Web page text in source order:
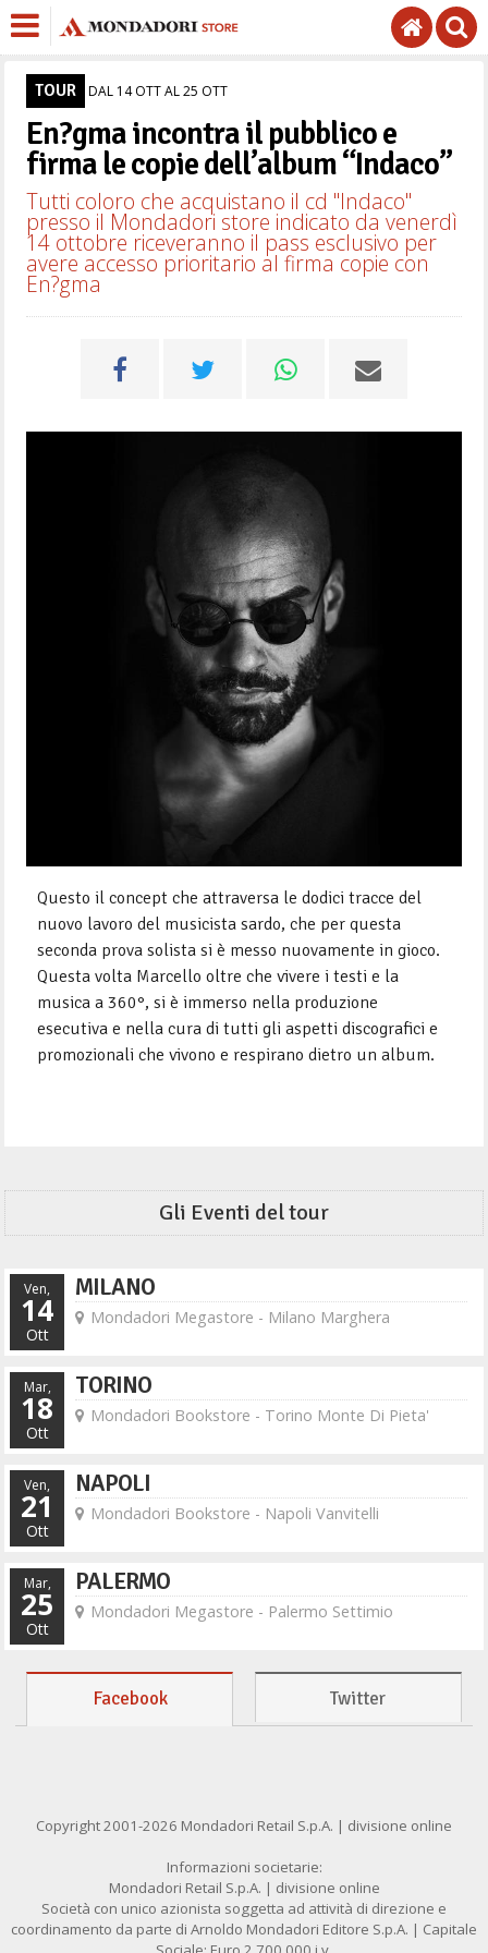
TOUR DAL 14 OTT AL 25 OTT
En?gma incontra il pubblico e
firma le copie dell’album “Indaco”
Tutti coloro che acquistano il cd "Indaco"
presso il Mondadori store indicato da venerdì
14 ottobre riceveranno il pass esclusivo per
avere accesso prioritario al firma copie con
En?gma
Questo il concept che attraversa le dodici tracce del
nuovo lavoro del musicista sardo, che per questa
seconda prova solista si è messo nuovamente in gioco.
Questa volta Marcello oltre che vivere i testi e la
musica a 360°, si è immerso nella produzione
esecutiva e nella cura di tutti gli aspetti discografici e
promozionali che vivono e respirano dietro un album.
Gli Eventi del tour
Ven,
14
Ott
MILANO
Mondadori Megastore - Milano Marghera
Mar,
18
Ott
TORINO
Mondadori Bookstore - Torino Monte Di Pieta'
Ven,
21
Ott
NAPOLI
Mondadori Bookstore - Napoli Vanvitelli
Mar,
25
Ott
PALERMO
Mondadori Megastore - Palermo Settimio
Facebook Twitter
Copyright 2001-2026 Mondadori Retail S.p.A. | divisione online
Informazioni societarie:
Mondadori Retail S.p.A. | divisione online
Società con unico azionista soggetta ad attività di direzione e
coordinamento da parte di Arnoldo Mondadori Editore S.p.A. | Capitale